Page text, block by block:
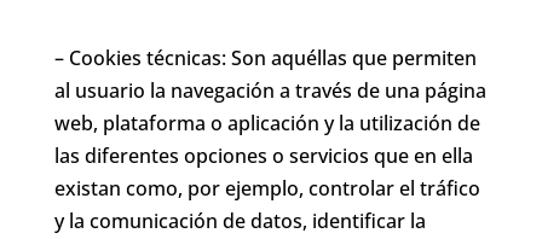
– Cookies técnicas: Son aquéllas que permiten
al usuario la navegación a través de una página
web, plataforma o aplicación y la utilización de
las diferentes opciones o servicios que en ella
existan como, por ejemplo, controlar el tráfico
y la comunicación de datos, identificar la